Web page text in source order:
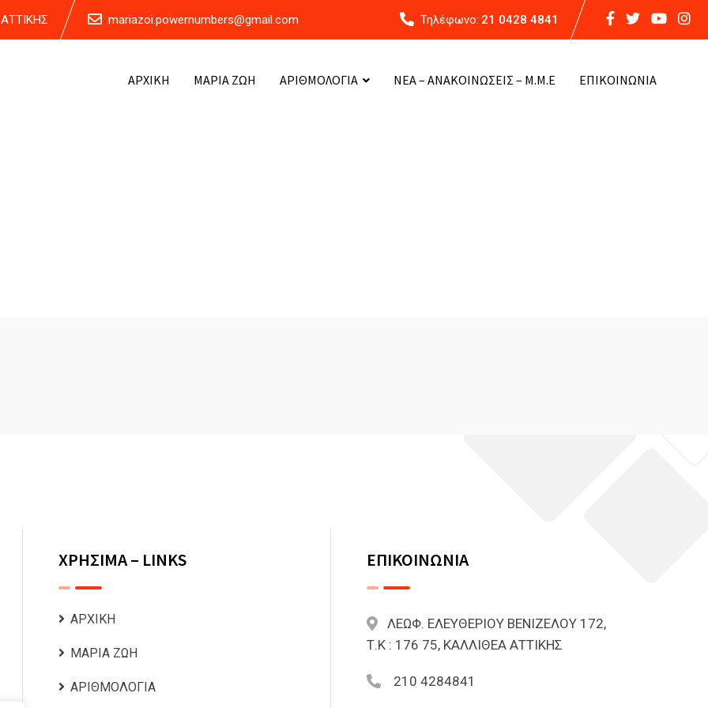
mariazoi.powernumbers@gmail.com Τηλέφωνο: 21 0428 4841
ΑΡΧΙΚΗ ΜΑΡΙΑ ΖΩΗ ΑΡΙΘΜΟΛΟΓΙΑ ΝΕΑ – ΑΝΑΚΟΙΝΩΣΕΙΣ – Μ.Μ.Ε ΕΠΙΚΟΙΝΩΝΙΑ
ΧΡΗΣΙΜΑ – LINKS
ΑΡΧΙΚΗ
ΜΑΡΙΑ ΖΩΗ
ΑΡΙΘΜΟΛΟΓΙΑ
ΕΠΙΚΟΙΝΩΝΙΑ
ΛΕΩΦ. ΕΛΕΥΘΕΡΙΟΥ ΒΕΝΙΖΕΛΟΥ 172,
Τ.Κ : 176 75, ΚΑΛΛΙΘΕΑ ΑΤΤΙΚΗΣ
210 4284841